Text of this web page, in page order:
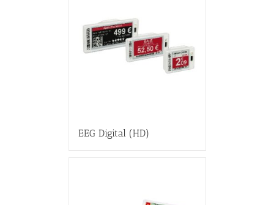
EEG Digital (HD)